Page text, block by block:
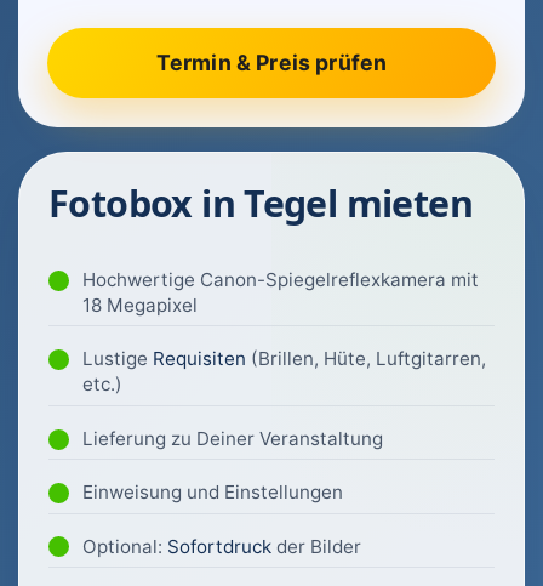
Fotobox in Tegel mieten
Hochwertige Canon-Spiegelreflexkamera mit
18 Megapixel
Lustige Requisiten (Brillen, Hüte, Luftgitarren,
etc.)
Lieferung zu Deiner Veranstaltung
Einweisung und Einstellungen
Optional: Sofortdruck der Bilder